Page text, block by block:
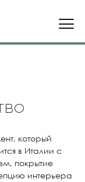
который
в Италии с
покрытие
интерьера